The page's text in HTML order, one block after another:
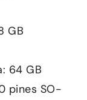
GB
64 GB
pines SO-